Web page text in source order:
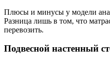
Плюсы и минусы у модели
Разница лишь в том, что
перевозить.
Подвесной настенный